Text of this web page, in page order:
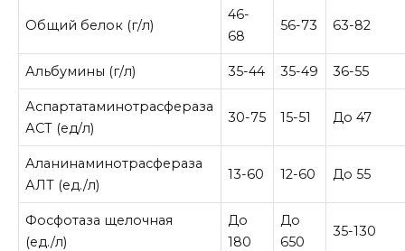
Общий белок (г/л)
46-
68
56-73 63-82
Альбумины (г/л) 35-44 35-49 36-55
Аспартатаминотрасфераза
АСТ (ед/л)
30-75 15-51 До 47
Аланинаминотрасфераза
АЛТ (ед./л)
13-60 12-60 До 55
Фосфотаза щелочная
(ед./л)
До
180
До
650
35-130